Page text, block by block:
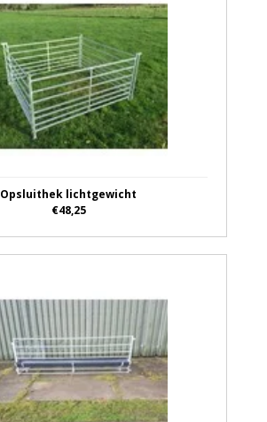
Opsluithek lichtgewicht
€48,25